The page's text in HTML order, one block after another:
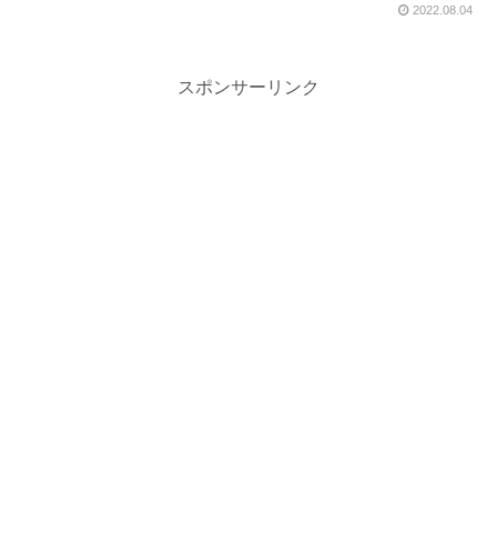
2022.08.04
スポンサーリンク